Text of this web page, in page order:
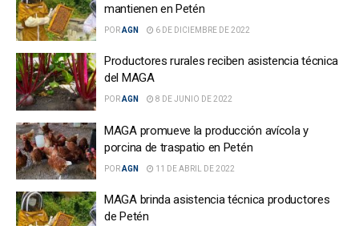
mantienen en Petén
PORAGN 6 DE DICIEMBRE DE 2022
Productores rurales reciben asistencia técnica
del MAGA
PORAGN 8 DE JUNIO DE 2022
MAGA promueve la producción avícola y
porcina de traspatio en Petén
PORAGN 11 DE ABRIL DE 2022
MAGA brinda asistencia técnica productores
de Petén